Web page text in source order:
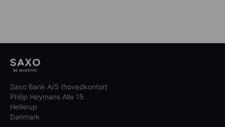
Saxo Bank A/S (hovedkontor)
Philip Heymans Alle 15
Hellerup
Danmark